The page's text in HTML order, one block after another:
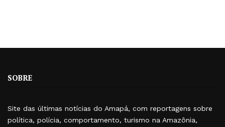
SOBRE
Site das últimas notícias do Amapá, com reportagens sobre
política, polícia, comportamento, turismo na Amazônia,